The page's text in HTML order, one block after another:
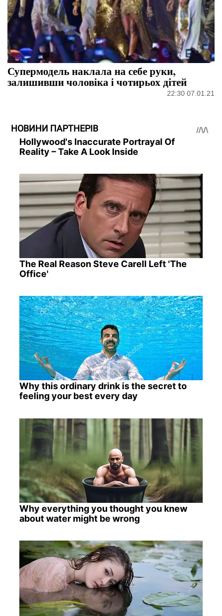
Супермодель наклала на себе руки,
залишивши чоловіка і чотирьох дітей
22:30 07.01.21
НОВИНИ ПАРТНЕРІВ
Hollywood's Inaccurate Portrayal Of
Reality – Take A Look Inside
The Real Reason Steve Carell Left 'The
Office'
Why this ordinary drink is the secret to
feeling your best every day
Why everything you thought you knew
about water might be wrong